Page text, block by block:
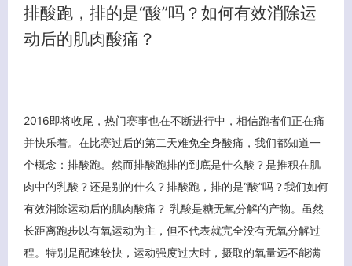
排酸跑，排的是“酸”吗？如何有效消除运
动后的肌肉酸痛？
2016即将收尾，热门赛事也在不断进行中，相信跑者们正在痛
并快乐着。在比赛过后的第二天难免全身酸痛，我们都知道一
个概念：排酸跑。然而排酸跑排的到底是什么酸？是推积在肌
肉中的乳酸？还是别的什么？排酸跑，排的是“酸”吗？我们如何
有效消除运动后的肌肉酸痛？ 乳酸是糖无氧分解的产物。虽然
长距离跑步以有氧运动为主，但不代表就完全没有无氧分解过
程。特别是配速较快，运动强度过大时，摄取的氧量远不能满